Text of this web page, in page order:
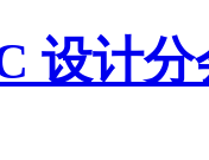
设计